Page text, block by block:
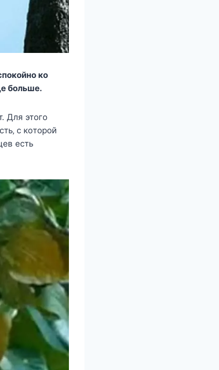
кo
бoльшe.
Для этoгo
c кoтoрoй
ecть